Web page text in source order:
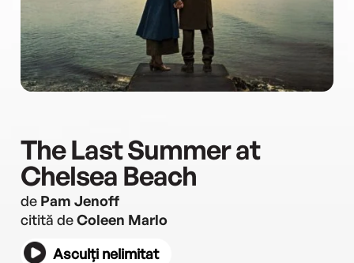
The Last Summer at
Chelsea Beach
de Pam Jenoff
citită deColeen Marlo
Asculți nelimitat